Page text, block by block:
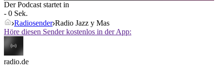
Der Podcast startet in
- 0 Sek.
Radiosender Radio Jazz y Mas
Höre diesen Sender kostenlos in der App:
radio.de